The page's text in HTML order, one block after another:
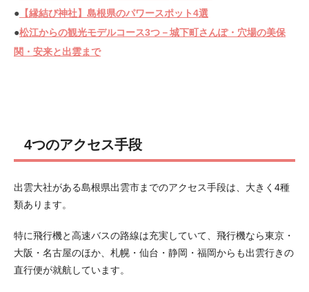
● 【縁結び神社】島根県のパワースポット4選
●松江からの観光モデルコース3つ－城下町さんぽ・穴場の美保
関・安来と出雲まで
4つのアクセス手段
出雲大社がある島根県出雲市までのアクセス手段は、大きく4種
類あります。
特に飛行機と高速バスの路線は充実していて、飛行機なら東京・
大阪・名古屋のほか、札幌・仙台・静岡・福岡からも出雲行きの
直行便が就航しています。